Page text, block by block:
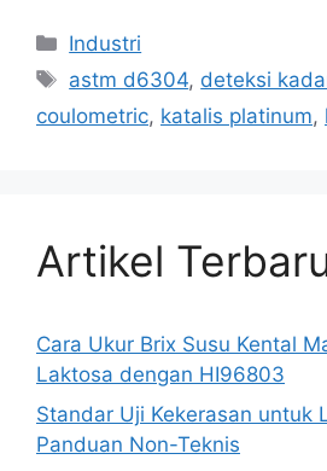
Industri
astm d6304, deteksi
coulometric, katalis platinum,
Artikel
Cara Ukur Brix Susu Kental
Laktosa dengan HI96803
Standar Uji Kekerasan untuk
Panduan Non-Teknis